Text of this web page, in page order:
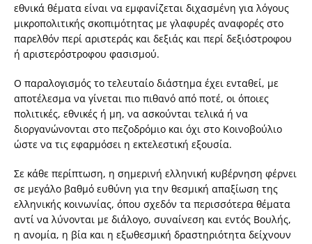
εθνικά θέματα είναι να εμφανίζεται διχασμένη για λόγους
μικροπολιτικής σκοπιμότητας με γλαφυρές αναφορές στο
παρελθόν περί αριστεράς και δεξιάς και περί δεξιόστροφου
ή αριστερόστροφου φασισμού.
Ο παραλογισμός το τελευταίο διάστημα έχει ενταθεί, με
αποτέλεσμα να γίνεται πιο πιθανό από ποτέ, οι όποιες
πολιτικές, εθνικές ή μη, να ασκούνται τελικά ή να
διοργανώνονται στο πεζοδρόμιο και όχι στο Κοινοβούλιο
ώστε να τις εφαρμόσει η εκτελεστική εξουσία.
Σε κάθε περίπτωση, η σημερινή ελληνική κυβέρνηση φέρνει
σε μεγάλο βαθμό ευθύνη για την θεσμική απαξίωση της
ελληνικής κοινωνίας, όπου σχεδόν τα περισσότερα θέματα
αντί να λύνονται με διάλογο, συναίνεση και εντός Βουλής,
η ανομία, η βία και η εξωθεσμική δραστηριότητα δείχνουν